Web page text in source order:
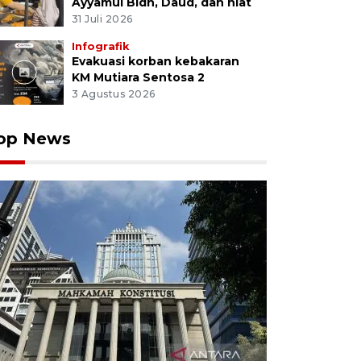
31 Juli 2026
Infografik
Evakuasi korban kebakaran
KM Mutiara Sentosa 2
3 Agustus 2026
News